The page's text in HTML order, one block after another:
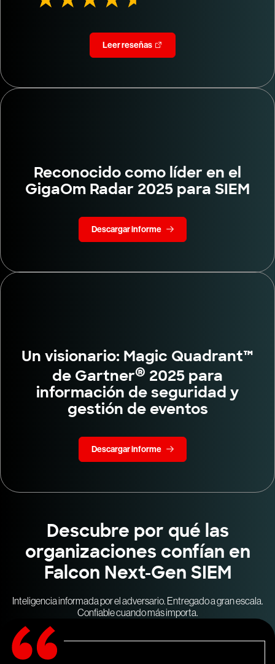
Leer reseñas
Reconocido como líder en el
GigaOm Radar 2025 para SIEM
Descargar informe
Un visionario: Magic Quadrant™
de Gartner® 2025 para
información de seguridad y
gestión de eventos
Descargar informe
Descubre por qué las
organizaciones confían en
Falcon Next-Gen SIEM
Inteligencia informada por el adversario. Entregado a gran escala.
Confiable cuando más importa.